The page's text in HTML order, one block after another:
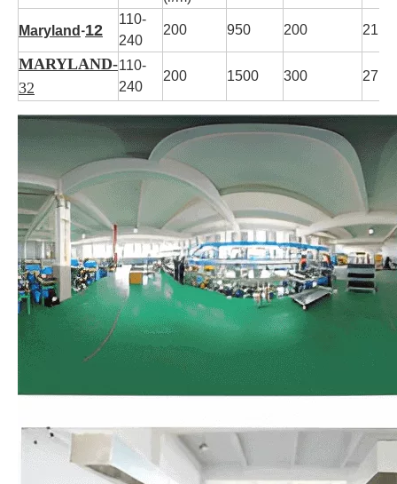
Maryland -12
110-
240
200 950 200 21.5/
MARYLAND-
32
110-
240
200 1500 300 27,5/